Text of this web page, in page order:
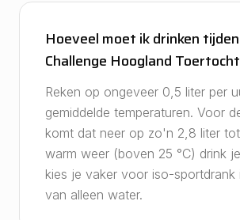
Hoeveel moet ik drinken
Challenge Hoogland
Reken op ongeveer 0,5 liter per
gemiddelde temperaturen. Voor
komt dat neer op zo'n 2,8 liter
warm weer (boven 25 °C) drink
kies je vaker voor iso-sportdrank
van alleen water.